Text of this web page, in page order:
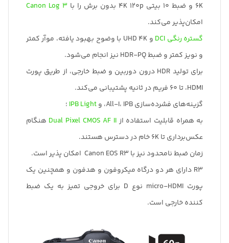
6K و ضبط 10 بیتی 4K 120p بدون برش را با
Canon Log 3
امکان‌پذیر می‌کند.
گستره رنگی DCI
و UHD 4K با وضوح بهبود یافته، موآر کمتر
و نویز کمتر و ضبط HDR-PQ نیز انجام می‌شود.
برای تولید HDR درون دوربین و ضبط خارجی، از طریق پورت
HDMI، تا 60 فریم در ثانیه پشتیبانی می‌کند.
گزینه‌های فشرده‌سازی All-I، IPB، و
IPB Light ؛
به همراه قابلیت استفاده از
هنگام
عکس‌برداری تا ۶K خام در دسترس هستند.
زمان ضبط نامحدود نیز با Canon EOS R3 امکان پذیر است.
R3 دارای هر دو درگاه میکروفون و هدفون و همچنین یک
پورت micro-HDMI نوع D برای خروجی تمیز به یک ضبط
کننده خارجی است.